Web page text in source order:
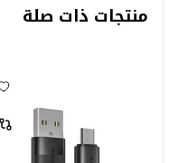
منتجات ذات صلة